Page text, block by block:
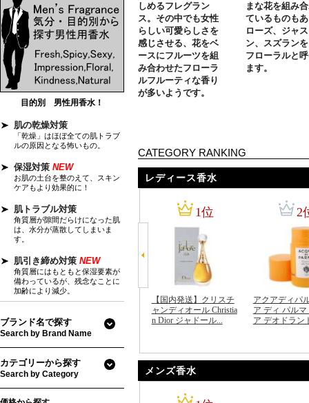
しめるフレグラン
ス。その中でも女性
らしい可愛らしさを
感じさせる、花をベ
ースにフルーツを組
み合わせたフローラ
ルフルーティな香り
が多いようです。
まな花を組み
ているものも
ローズ、ジャ
ン、スズラン
フローラルと
ます。
CATEGORY RANKING
レディース香水
メンズ香水